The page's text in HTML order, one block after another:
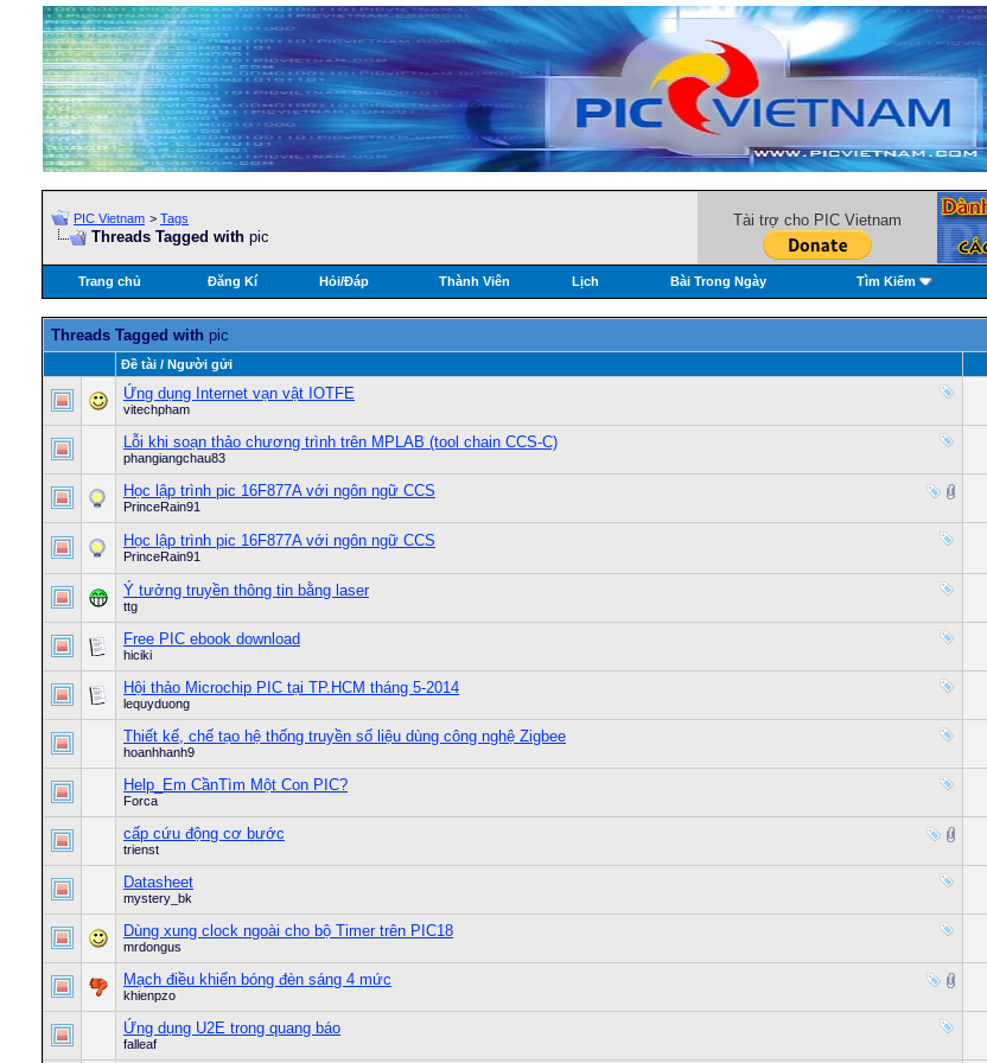
PIC Vietnam > Tags
Threads Tagged with pic
Tài trợ cho PIC Vietnam
Trang chủ Đăng Kí Hỏi/Ðáp Thành Viên Lịch Bài Trong Ngày Tìm Kiếm
Threads Tagged with pic
Ðề tài / Người gửi
Ứng dụng Internet vạn vật IOTFE
vitechpham
Lỗi khi soạn thảo chương trình trên MPLAB (tool chain CCS-C)
phangiangchau83
Học lập trình pic 16F877A với ngôn ngữ CCS
PrinceRain91
Học lập trình pic 16F877A với ngôn ngữ CCS
PrinceRain91
Ý tưởng truyền thông tin bằng laser
ttg
Free PIC ebook download
hiciki
Hội thảo Microchip PIC tại TP.HCM tháng 5-2014
lequyduong
Thiết kế, chế tạo hệ thống truyền số liệu dùng công nghệ Zigbee
hoanhhanh9
Help_Em CầnTìm Một Con PIC?
Forca
cấp cứu động cơ bước
trienst
Datasheet
mystery_bk
Dùng xung clock ngoài cho bộ Timer trên PIC18
mrdongus
Mạch điều khiển bóng đèn sáng 4 mức
khienpzo
Ứng dụng U2E trong quang báo
falleaf